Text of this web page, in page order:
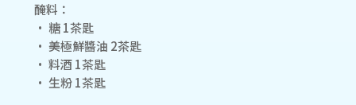
醃料：
• 糖 1茶匙
• 美極鮮醬油 2茶匙
• 料酒 1茶匙
• ⽣粉 1茶匙